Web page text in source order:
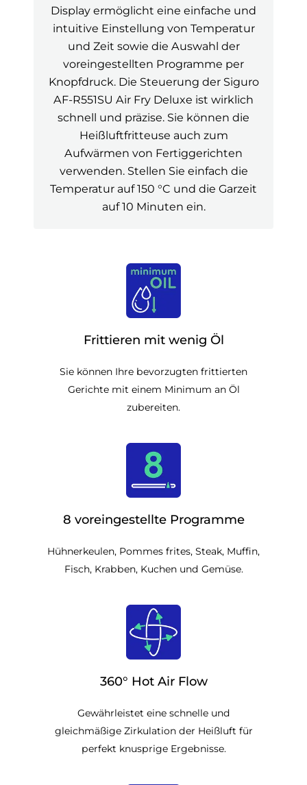
Display ermöglicht eine einfache und
intuitive Einstellung von Temperatur
und Zeit sowie die Auswahl der
voreingestellten Programme per
Knopfdruck. Die Steuerung der Siguro
AF-R551SU Air Fry Deluxe ist wirklich
schnell und präzise. Sie können die
Heißluftfritteuse auch zum
Aufwärmen von Fertiggerichten
verwenden. Stellen Sie einfach die
Temperatur auf 150 °C und die Garzeit
auf 10 Minuten ein.
Frittieren mit wenig Öl
Sie können Ihre bevorzugten frittierten
Gerichte mit einem Minimum an Öl
zubereiten.
8 voreingestellte Programme
Hühnerkeulen, Pommes frites, Steak, Muffin,
Fisch, Krabben, Kuchen und Gemüse.
360° Hot Air Flow
Gewährleistet eine schnelle und
gleichmäßige Zirkulation der Heißluft für
perfekt knusprige Ergebnisse.